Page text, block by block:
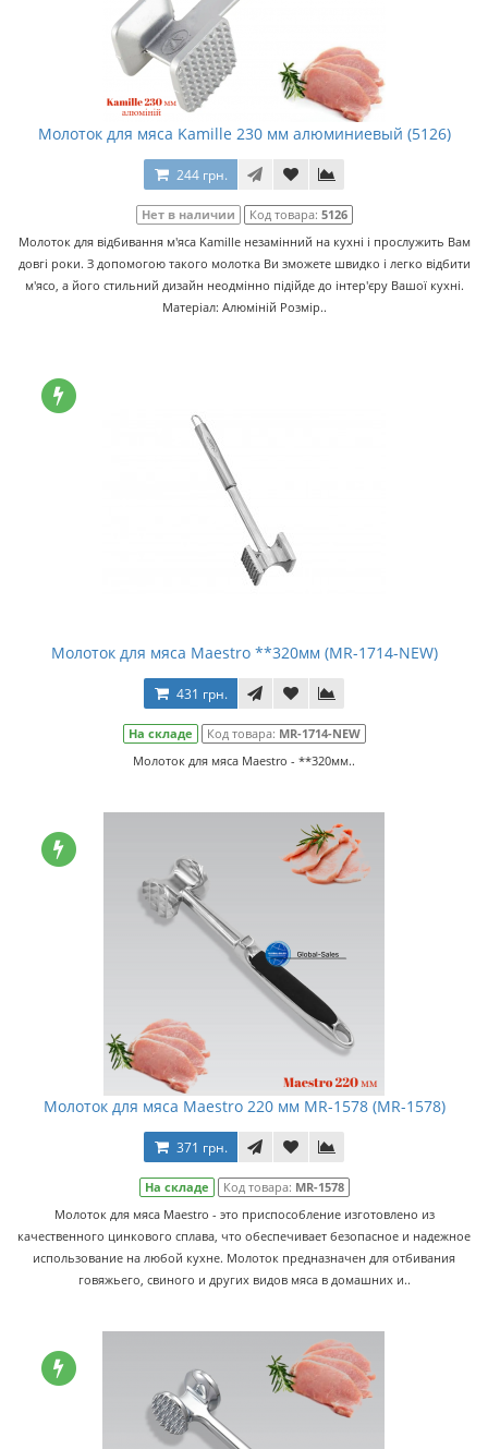
Молоток для мяса Kamille 230 мм алюминиевый (5126)
244 грн.
Нет в наличии Код товара: 5126
Молоток для відбивання м'яса Kamille незамінний на кухні і прослужить Вам
довгі роки. З допомогою такого молотка Ви зможете швидко і легко відбити
м'ясо, а його стильний дизайн неодмінно підійде до інтер'єру Вашої кухні.
Матеріал: Алюміній Розмір..
Молоток для мяса Maestro **320мм (MR-1714-NEW)
431 грн.
На складе Код товара: MR-1714-NEW
Молоток для мяса Maestro - **320мм..
Молоток для мяса Maestro 220 мм MR-1578 (MR-1578)
371 грн.
На складе Код товара: MR-1578
Молоток для мяса Maestro - это приспособление изготовлено из
качественного цинкового сплава, что обеспечивает безопасное и надежное
использование на любой кухне. Молоток предназначен для отбивания
говяжьего, свиного и других видов мяса в домашних и..